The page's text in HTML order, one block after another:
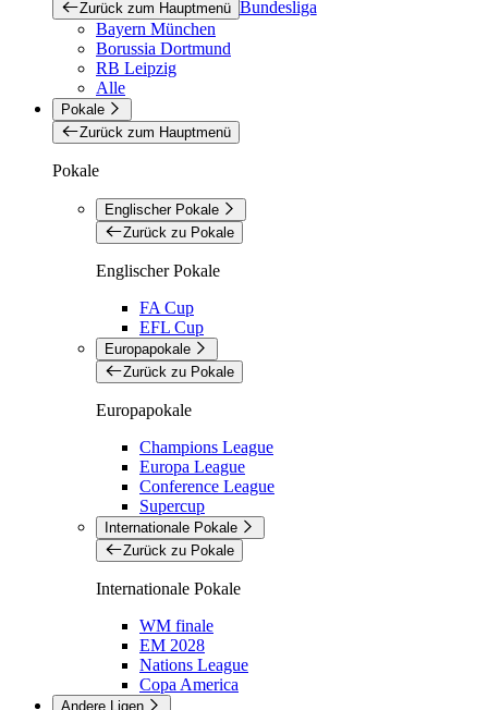
Zurück zum Hauptmenü Bundesliga
Bayern München
Borussia Dortmund
RB Leipzig
Alle
Pokale
Zurück zum Hauptmenü
Pokale
Englischer Pokale
Zurück zu Pokale
Englischer Pokale
FA Cup
EFL Cup
Europapokale
Zurück zu Pokale
Europapokale
Champions League
Europa League
Conference League
Supercup
Internationale Pokale
Zurück zu Pokale
Internationale Pokale
WM finale
EM 2028
Nations League
Copa America
Andere Ligen